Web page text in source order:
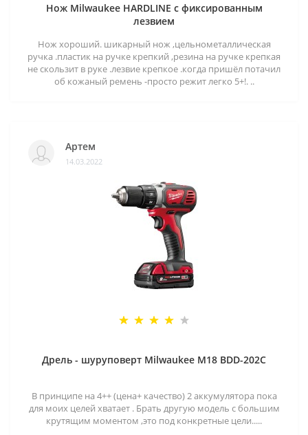
Нож Milwaukee HARDLINE с фиксированным
лезвием
Нож хороший. шикарный нож ,цельнометаллическая
ручка .пластик на ручке крепкий ,резина на ручке крепкая
не скользит в руке .лезвие крепкое .когда пришёл потачил
об кожаный ремень -просто режит легко 5+!. ..
Артем
14.03.2022
Дрель - шуруповерт Milwaukee M18 BDD-202C
В принципе на 4++ (цена+ качество) 2 аккумулятора пока
для моих целей хватает . Брать другую модель с большим
крутящим моментом ,это под конкретные цели.....